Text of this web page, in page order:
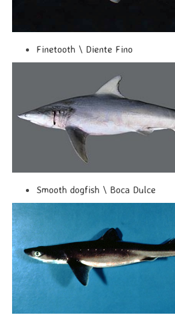
Finetooth \ Diente Fino
Smooth dogfish \ Boca Dulce